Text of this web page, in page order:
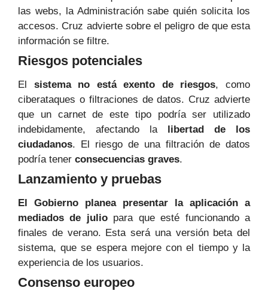
las webs, la Administración sabe quién solicita los
accesos. Cruz advierte sobre el peligro de que esta
información se filtre.
Riesgos potenciales
El sistema no está exento de riesgos, como
ciberataques o filtraciones de datos. Cruz advierte
que un carnet de este tipo podría ser utilizado
indebidamente, afectando la
libertad de los
ciudadanos. El riesgo de una filtración de datos
podría tener consecuencias graves.
Lanzamiento y pruebas
El Gobierno planea presentar la aplicación a
mediados de juliopara que esté funcionando a
finales de verano. Esta será una versión beta del
sistema, que se espera mejore con el tiempo y la
experiencia de los usuarios.
Consenso europeo